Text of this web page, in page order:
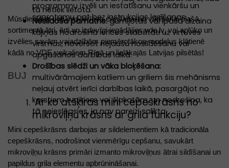
programmu izvēli un iestatīšanu vienkāršu un
saprotamu pat bez instrukcijas lasīšanas.
tā netiek lietota.
Neslīdoša pamatne:gumijotas vai īpaša dizaina
kājiņas nodrošina ierīces stabilitāti uz virtuves
virsmas, novēršot nejaušu noslīdēšanu vai
apgāšanos darbības laikā.
Drošības slēdži un vāka bloķēšana:
multivārāmajiem katliem un griliem šis mehānisms
neļauj atvērt ierīci darbības laikā, pasargājot no
karstiem tvaikiem vai šļakatām, un nodrošina, ka
tā neieslēgsies, ja nav pareizi salikta.
Mūsdienīgas virtuves ierīcescepšanai un vārīšanaiplašā
sortimentā ātri, ērti un izdevīgi iegādājies vde.lv, vai aplūko un
izvēlies savām vajadzībām piemērotākos modeļus klātienē
kādā no VDE veikaliem Rīgā un lielākajās Latvijas pilsētās!
BUJ
Ar ko atšķiras mini cepeškrāsns no
mikroviļņu krāsns ar grila funkciju?
Mini cepeškrāsns darbojas ar sildelementiem kā tradicionāla
cepeškrāsns, nodrošinot vienmērīgu cepšanu, savukārt
mikroviļņu krāsns primāri izmanto mikroviļņus ātrai sildīšanai un
papildus grila elementu apbrūnināšanai.